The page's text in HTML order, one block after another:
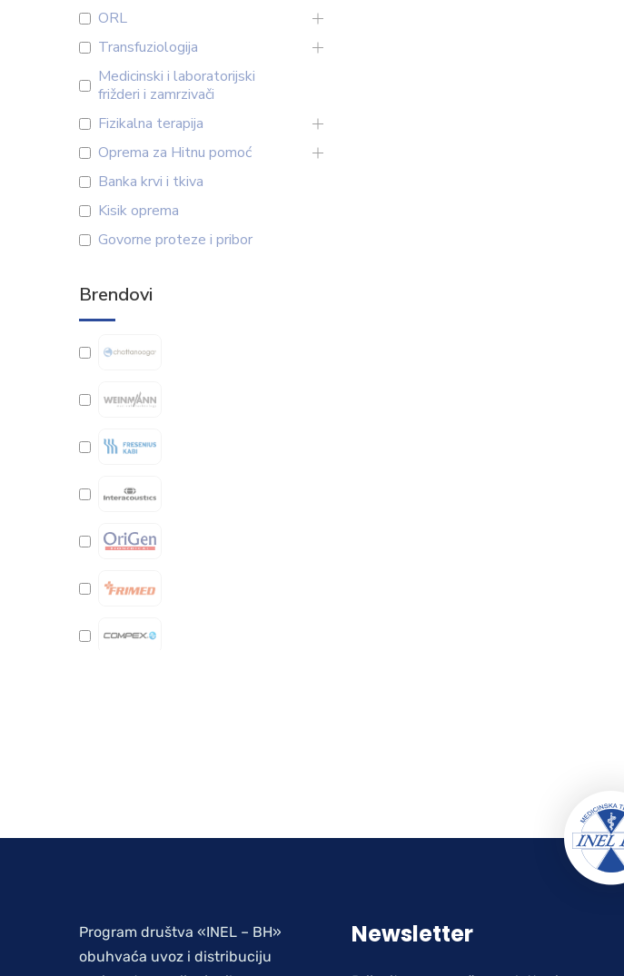
ORL
Transfuziologija
Medicinski i laboratorijski
frižderi i zamrzivači
Fizikalna terapija
Oprema za Hitnu pomoć
Banka krvi i tkiva
Kisik oprema
Govorne proteze i pribor
Brendovi
Program društva «INEL – BH»
obuhvaća uvoz i distribuciju
Newsletter